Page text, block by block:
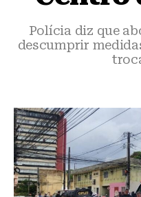
Polícia diz que
descumprir